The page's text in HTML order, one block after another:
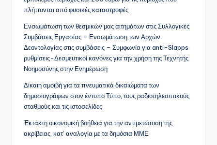
πλήττονται από φυσικές καταστροφές
Ενσωμάτωση των θεσμικών μας αιτημάτων στις Συλλογικές
Συμβάσεις Εργασίας – Ενσωμάτωση των Αρχών
Δεοντολογίας στις συμβάσεις – Συμφωνία για anti-Slapps
ρυθμίσεις-Δεσμευτικοί κανόνες για την χρήση της Τεχνητής
Νοημοσύνης στην Ενημέρωση
Δίκαιη αμοιβή για τα πνευματικά δικαιώματα των
δημοσιογράφων στον έντυπο Τύπο, τους ραδιοτηλεοπτικούς
σταθμούς και τις ιστοσελίδες
Έκτακτη οικονομική βοήθεια για την αντιμετώπιση της
ακρίβειας, κατ’ αναλογία με τα δημόσια ΜΜΕ